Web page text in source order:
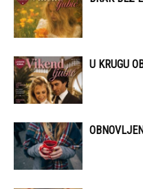
U KRUGU